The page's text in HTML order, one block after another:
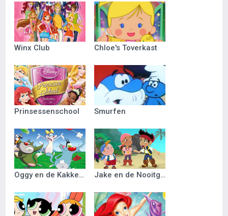
Winx Club Chloe's Toverkast
Prinsessenschool Smurfen
Oggy en de Kakkerlakken Jake en de Nooitgedacht Piraten